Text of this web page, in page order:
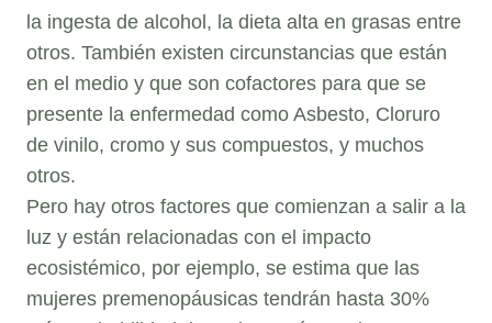
la ingesta de alcohol, la dieta alta en grasas entre
otros. También existen circunstancias que están
en el medio y que son cofactores para que se
presente la enfermedad como Asbesto, Cloruro
de vinilo, cromo y sus compuestos, y muchos
otros.
Pero hay otros factores que comienzan a salir a la
luz y están relacionadas con el impacto
ecosistémico, por ejemplo, se estima que las
mujeres premenopáusicas tendrán hasta 30%